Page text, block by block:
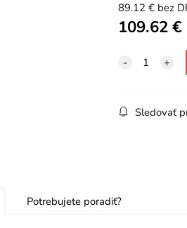
89.12 € bez
109.62€
Sledovať
Potrebujete poradiť?